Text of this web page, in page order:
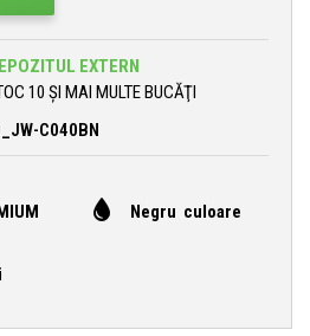
EXTERN
10 ȘI MAI MULTE BUCĂŢI
C040BN
Negru culoare